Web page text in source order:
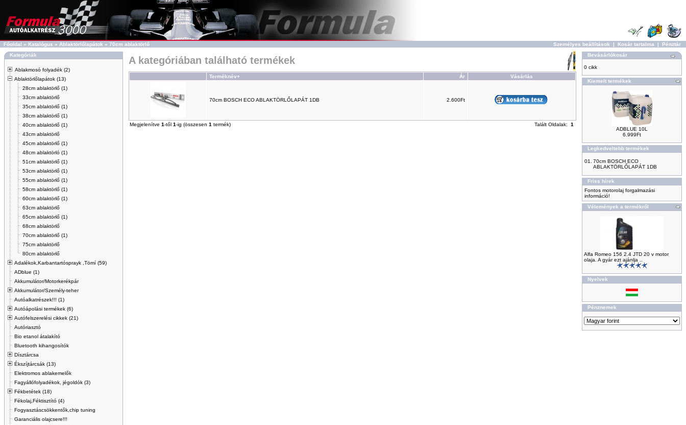
Főoldal » Katalógus » Ablaktörlőlapátok » 70cm ablaktörlő Személyes beállítások | Kosár tartalma | Pénztár
Kategóriák
Ablakmosó folyadék (2)
Ablaktörlőlapátok (13)
28cm ablaktörlő (1)
33cm ablaktörlő
35cm ablaktörlő (1)
38cm ablaktörlő (1)
40cm ablaktörlő (1)
43cm ablaktörlő
45cm ablaktörlő (1)
48cm ablaktörló (1)
51cm ablaktörlő (1)
53cm ablaktörlő (1)
55cm ablaktörlő (1)
58cm ablaktörlő (1)
60cm ablaktörlő (1)
63cm ablaktörlő
65cm ablaktörlő (1)
68cm ablaktörlő
70cm ablaktörlő (1)
75cm ablaktörlő
80cm ablaktörlő
Adalékok,Karbantartósprayk ,Tömí (59)
ADblue (1)
Akkumulátor/Motorkerékpár
Akkumulátor/Személy-teher
Autóalkatrészek!!! (1)
Autóápolási termékek (6)
Autófelszerelési cikkek (21)
Autóriasztó
Bio etanol átalakító
Bluetooth kihangosítók
Dísztárcsa
Ékszíjtárcsák (13)
Elektromos ablakemelők
Fagyállófolyadékok, jégoldók (3)
Fékbetétek (18)
Fékolaj,Féktisztító (4)
Fogyasztáscsökkentők,chip tuning
Garanciális olajcsere!!!
A kategóriában található termékek
Terméknév+ Ár Vásárlás
70cm BOSCH ECO ABLAKTÖRLŐLAPÁT 1DB 2.600Ft
Megjelenítve 1-től 1-ig (összesen 1 termék) Talált Oldalak: 1
Bevásárlókosár
0 cikk
Kiemelt termékek
ADBLUE 10L
6.999Ft
Legkedveltebb termékek
01.
70cm BOSCH ECO
ABLAKTÖRLŐLAPÁT 1DB
Friss hírek
Fontos motorolaj forgalmazási
információ!
Vélemények a termékről
Alfa Romeo 156 2.4 JTD 20 v motor
olaja. A gyár ezt ajánlja ..
Nyelvek
Pénznemek